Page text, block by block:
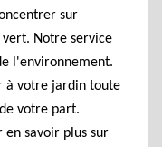
sur
Notre service
l'environnement.
à votre jardin toute
votre part.
en savoir plus sur